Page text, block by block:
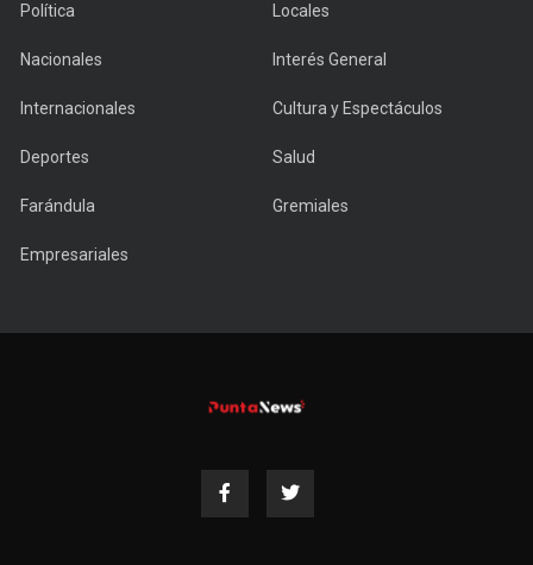
Política Locales
Nacionales Interés General
Internacionales Cultura y Espectáculos
Deportes Salud
Farándula Gremiales
Empresariales